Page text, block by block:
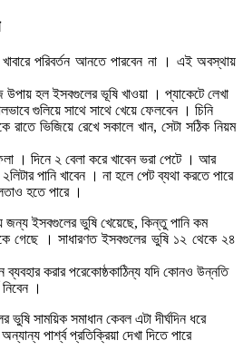
পরিবর্তন আনতে পারবেন না । এই অবস্থায়
হল ইসবগুলের ভূষি খাওয়া । প্যাকেটে লেখা
গুলিয়ে সাথে সাথে খেয়ে ফেলবেন । চিনি
ভিজিয়ে রেখে সকালে খান, সেটা সঠিক নিয়ম
। দিনে ২ বেলা করে খাবেন ভরা পেটে । আর
পানি খাবেন । না হলে পেট ব্যথা করতে পারে
হতে পারে ।
জন্য ইসবগুলের ভুষি খেয়েছে, কিন্তু পানি কম
গেছে । সাধারণত ইসবগুলের ভুষি ১২ থেকে ২৪
করার পরেকোষ্ঠকাঠিন্য যদি কোনও উন্নতি
।
সাময়িক সমাধান কেবল এটা দীর্ঘদিন ধরে
পার্শ্ব‌ প্রতিক্রিয়া দেখা দিতে পারে